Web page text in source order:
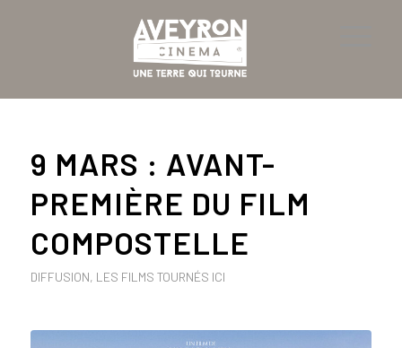
9 MARS : AVANT-
PREMIÈRE DU FILM
COMPOSTELLE
DIFFUSION, LES FILMS TOURNÉS ICI